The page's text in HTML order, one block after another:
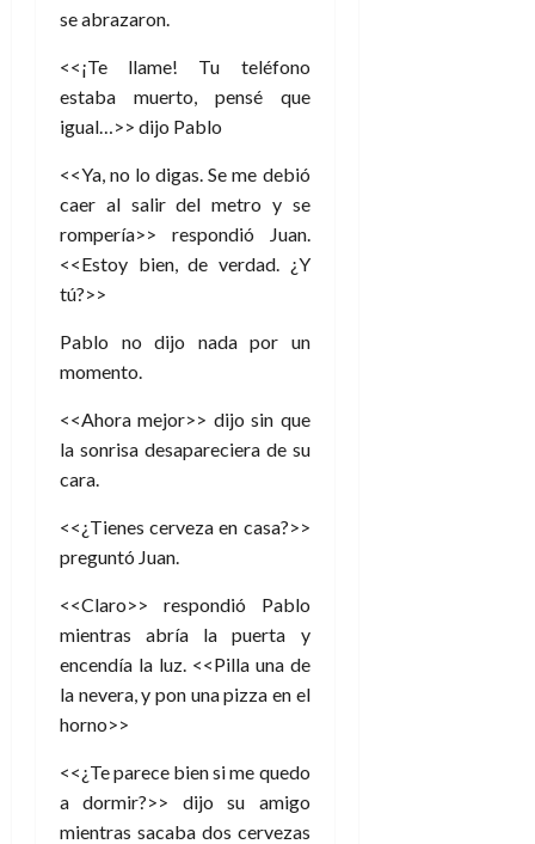
se abrazaron.
<<¡Te llame! Tu teléfono
estaba muerto, pensé que
igual…>> dijo Pablo
<<Ya, no lo digas. Se me debió
caer al salir del metro y se
rompería>> respondió Juan.
<<Estoy bien, de verdad. ¿Y
tú?>>
Pablo no dijo nada por un
momento.
<<Ahora mejor>> dijo sin que
la sonrisa desapareciera de su
cara.
<<¿Tienes cerveza en casa?>>
preguntó Juan.
<<Claro>> respondió Pablo
mientras abría la puerta y
encendía la luz. <<Pilla una de
la nevera, y pon una pizza en el
horno>>
<<¿Te parece bien si me quedo
a dormir?>> dijo su amigo
mientras sacaba dos cervezas